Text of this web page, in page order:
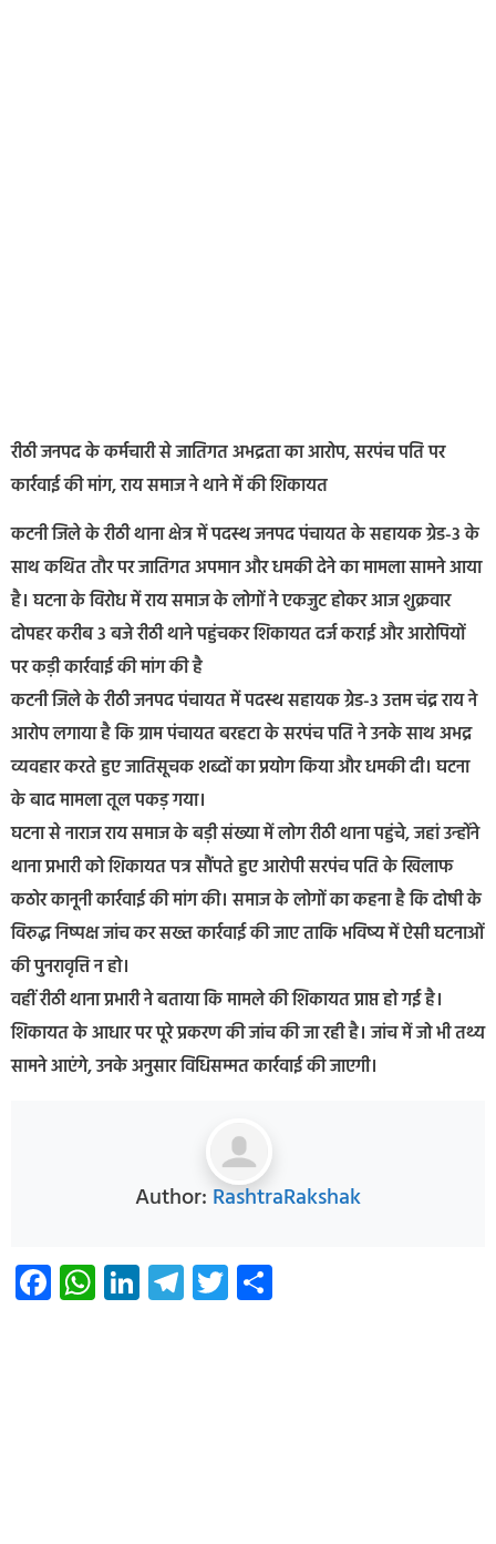
रीठी जनपद के कर्मचारी से जातिगत अभद्रता का आरोप, सरपंच पति पर
कार्रवाई की मांग, राय समाज ने थाने में की शिकायत
कटनी जिले के रीठी थाना क्षेत्र में पदस्थ जनपद पंचायत के सहायक ग्रेड-3 के
साथ कथित तौर पर जातिगत अपमान और धमकी देने का मामला सामने आया
है। घटना के विरोध में राय समाज के लोगों ने एकजुट होकर आज शुक्रवार
दोपहर करीब 3 बजे रीठी थाने पहुंचकर शिकायत दर्ज कराई और आरोपियों
पर कड़ी कार्रवाई की मांग की है
कटनी जिले के रीठी जनपद पंचायत में पदस्थ सहायक ग्रेड-3 उत्तम चंद्र राय ने
आरोप लगाया है कि ग्राम पंचायत बरहटा के सरपंच पति ने उनके साथ अभद्र
व्यवहार करते हुए जातिसूचक शब्दों का प्रयोग किया और धमकी दी। घटना
के बाद मामला तूल पकड़ गया।
घटना से नाराज राय समाज के बड़ी संख्या में लोग रीठी थाना पहुंचे, जहां उन्होंने
थाना प्रभारी को शिकायत पत्र सौंपते हुए आरोपी सरपंच पति के खिलाफ
कठोर कानूनी कार्रवाई की मांग की। समाज के लोगों का कहना है कि दोषी के
विरुद्ध निष्पक्ष जांच कर सख्त कार्रवाई की जाए ताकि भविष्य में ऐसी घटनाओं
की पुनरावृत्ति न हो।
वहीं रीठी थाना प्रभारी ने बताया कि मामले की शिकायत प्राप्त हो गई है।
शिकायत के आधार पर पूरे प्रकरण की जांच की जा रही है। जांच में जो भी तथ्य
सामने आएंगे, उनके अनुसार विधिसम्मत कार्रवाई की जाएगी।
Author: RashtraRakshak
Facebook
WhatsApp
LinkedIn
Telegram
Twitter